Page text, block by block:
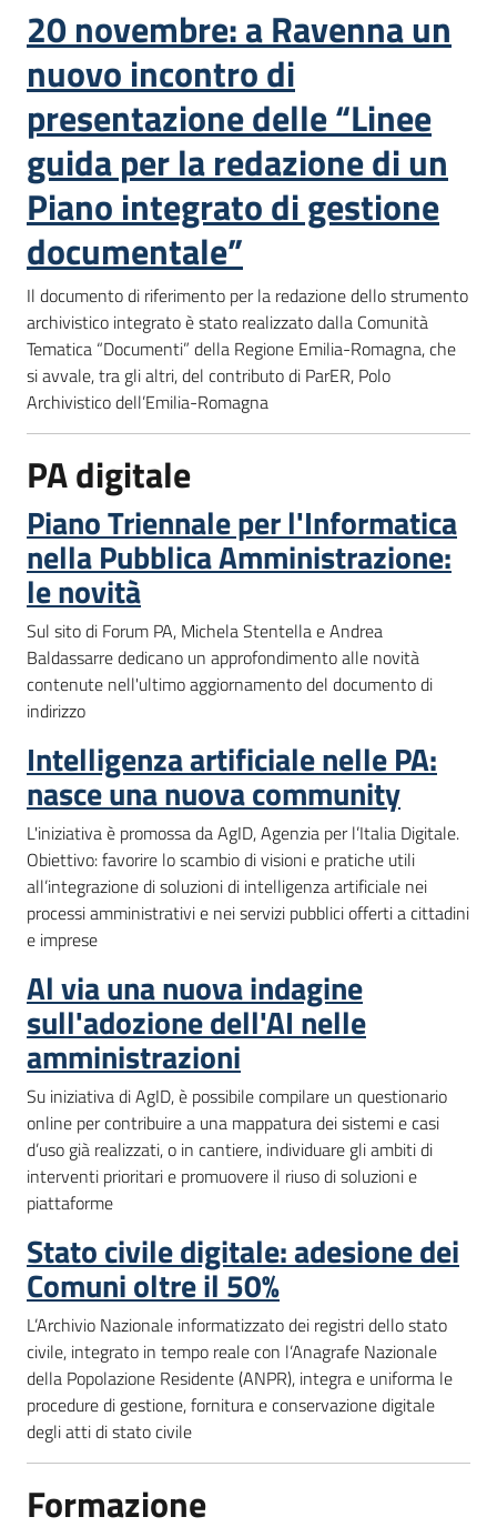
20 novembre: a Ravenna un
nuovo incontro di
presentazione delle “Linee
guida per la redazione di un
Piano integrato di gestione
documentale”
Il documento di riferimento per la redazione dello strumento
archivistico integrato è stato realizzato dalla Comunità
Tematica “Documenti” della Regione Emilia-Romagna, che
si avvale, tra gli altri, del contributo di ParER, Polo
Archivistico dell’Emilia-Romagna
PA digitale
Piano Triennale per l'Informatica
nella Pubblica Amministrazione:
le novità
Sul sito di Forum PA, Michela Stentella e Andrea
Baldassarre dedicano un approfondimento alle novità
contenute nell'ultimo aggiornamento del documento di
indirizzo
Intelligenza artificiale nelle PA:
nasce una nuova community
L'iniziativa è promossa da AgID, Agenzia per l’Italia Digitale.
Obiettivo: favorire lo scambio di visioni e pratiche utili
all’integrazione di soluzioni di intelligenza artificiale nei
processi amministrativi e nei servizi pubblici offerti a cittadini
e imprese
Al via una nuova indagine
sull'adozione dell'AI nelle
amministrazioni
Su iniziativa di AgID, è possibile compilare un questionario
online per contribuire a una mappatura dei sistemi e casi
d’uso già realizzati, o in cantiere, individuare gli ambiti di
interventi prioritari e promuovere il riuso di soluzioni e
piattaforme
Stato civile digitale: adesione dei
Comuni oltre il 50%
L’Archivio Nazionale informatizzato dei registri dello stato
civile, integrato in tempo reale con l’Anagrafe Nazionale
della Popolazione Residente (ANPR), integra e uniforma le
procedure di gestione, fornitura e conservazione digitale
degli atti di stato civile
Formazione